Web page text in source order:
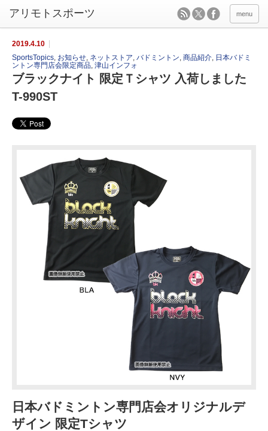
menu
2019.4.10
SportsTopics, お知らせ, ネットストア, バドミントン, 商品紹介, 日本バドミ
ントン専門店会限定商品, 津山インフォ
ブラックナイト 限定Ｔシャツ 入荷しました
T-990ST
日本バドミントン専門店会オリジナルデ
ザイン 限定Tシャツ